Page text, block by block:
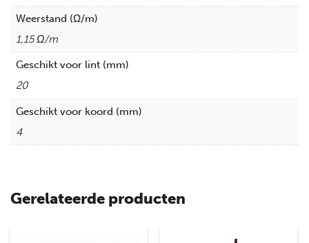
Weerstand (Ω/m)
1,15 Ω/m
Geschikt voor lint (mm)
20
Geschikt voor koord (mm)
4
Gerelateerde producten